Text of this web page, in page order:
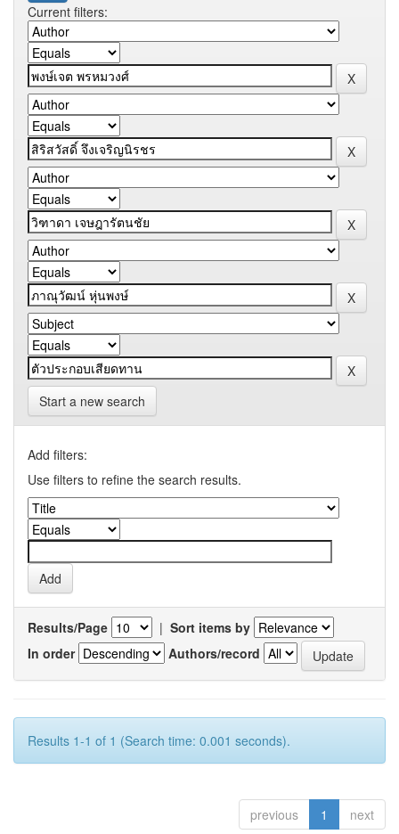
Current filters:
Start a new search
Add filters:
Use filters to refine the search results.
Results/Page | Sort items by
In order
Authors/record
Results 1-1 of 1 (Search time: 0.001 seconds).
previous 1 next